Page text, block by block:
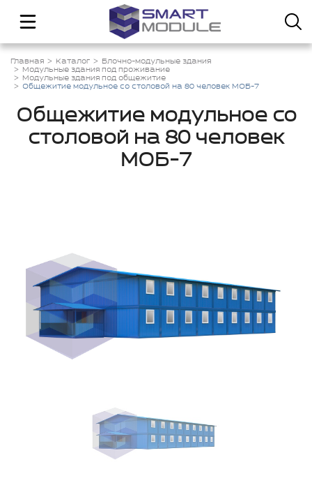
Главная Каталог
Блочно-модульные здания
Модульные здания под проживание
Модульные здания под общежитие
Общежитие модульное со столовой на 80 человек МОБ-7
Общежитие модульное со
столовой на 80 человек
МОБ-7